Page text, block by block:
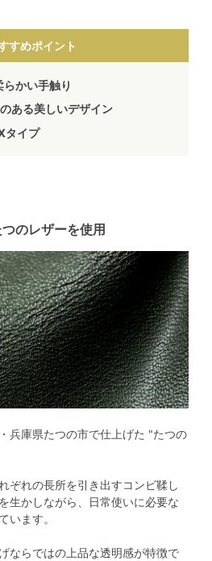
すめポイント
かい手触り
ある美しいデザイン
タイプ
のレザーを使用
兵庫県たつの市で仕上げた "たつの
ぞれの長所を引き出すコンビ鞣し
生かしながら、日常使いに必要な
います。
ならではの上品な透明感が特徴で